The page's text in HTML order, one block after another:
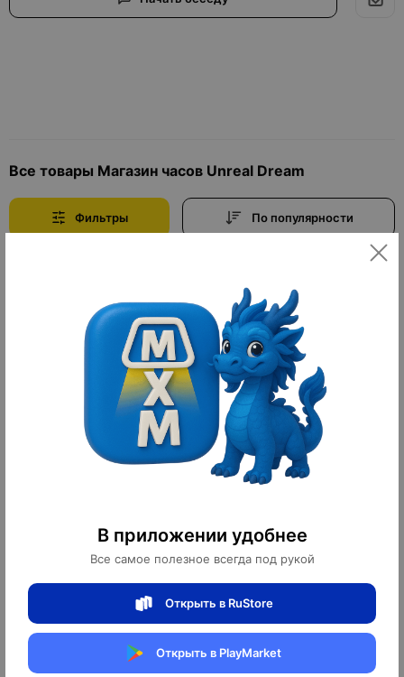
В приложении удобнее
Все самое полезное всегда под рукой
Открыть в RuStore
Открыть в PlayMarket
Все товары Магазин часов Unreal Dream
Фильтры По популярности
Часы наручные Патек Филипп
Огромный каталог дизайнерских светильников и
высокое качество